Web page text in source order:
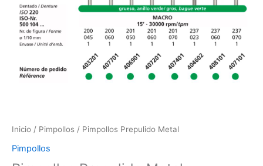
Inicio / Pimpollos / Pimpollos Prepulido Metal
Pimpollos